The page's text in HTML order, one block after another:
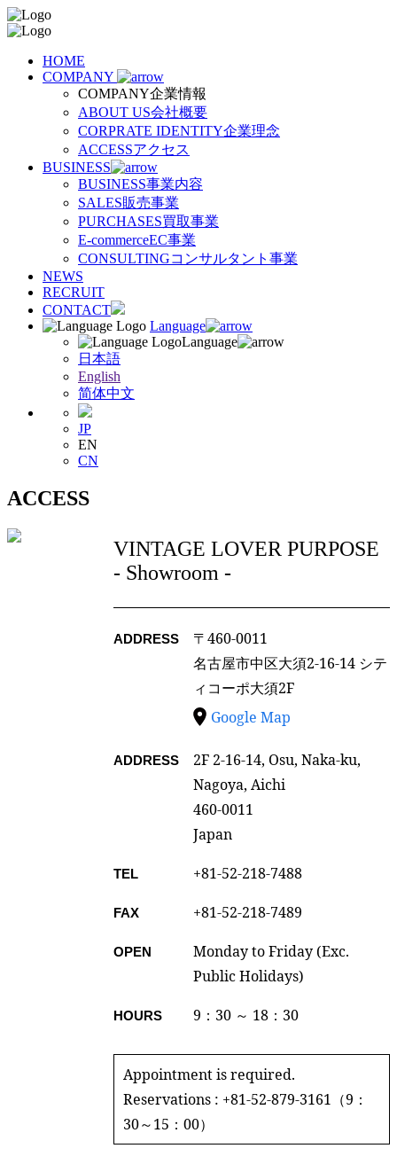
HOME
COMPANY
COMPANY企業情報
ABOUT US会社概要
CORPRATE IDENTITY企業理念
ACCESSアクセス
BUSINESS
BUSINESS事業内容
SALES販売事業
PURCHASES買取事業
E-commerceEC事業
CONSULTINGコンサルタント事業
NEWS
RECRUIT
CONTACT
Language
Language
日本語
English
简体中文
JP
EN
CN
ACCESS
VINTAGE LOVER PURPOSE
- Showroom -
ADDRESS
〒460-0011
名古屋市中区大須2-16-14 シテ
ィコーポ大須2F
Google Map
ADDRESS
2F 2-16-14, Osu, Naka-ku,
Nagoya, Aichi
460-0011
Japan
TEL +81-52-218-7488
FAX +81-52-218-7489
OPEN
Monday to Friday (Exc.
Public Holidays)
HOURS 9：30 ～ 18：30
Appointment is required.
Reservations : +81-52-879-3161（9：
30～15：00）